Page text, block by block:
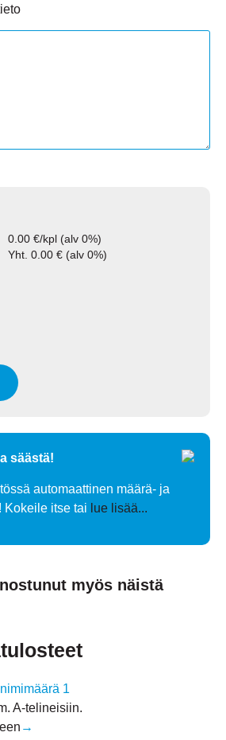
0.00 €/kpl (alv 0%)
Yht. 0.00 € (alv 0%)
säästä!
automaattinen määrä- ja
Kokeile itse tai lue lisää...
myös näistä
1
A-telineisiin.
→